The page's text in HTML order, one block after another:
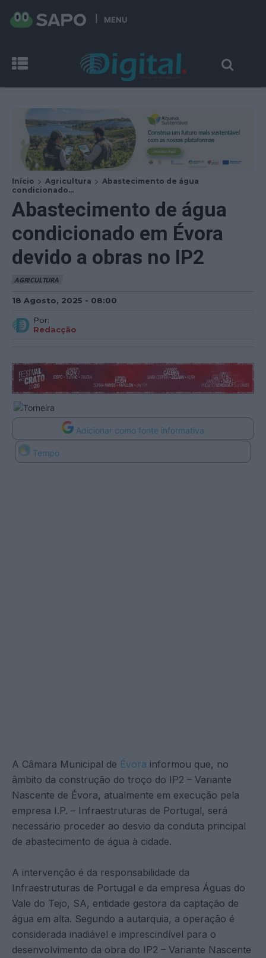
MENU
Início Agricultura
Abastecimento de água
condicionado...
Abastecimento de água
condicionado em Évora
devido a obras no IP2
AGRICULTURA
18 Agosto, 2025 - 08:00
Por:
Redacção
Adicionar como fonte informativa
Tempo
A Câmara Municipal de Évora informou que, no
âmbito da construção do troço do IP2 – Variante
Nascente de Évora, atualmente em execução pela
empresa I.P. – Infraestruturas de Portugal, será
necessário proceder ao desvio da conduta principal
de abastecimento de água à cidade.
A intervenção é da responsabilidade da
Infraestruturas de Portugal e da empresa Águas do
Vale do Tejo, SA, entidade gestora da captação de
água em alta. Segundo a autarquia, a operação é
considerada inadiável e imprescindível para o
desenvolvimento da obra do IP2 – Variante Nascente